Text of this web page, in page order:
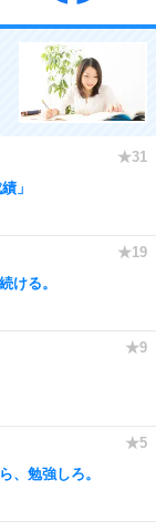
」
ける。
、勉強しろ。